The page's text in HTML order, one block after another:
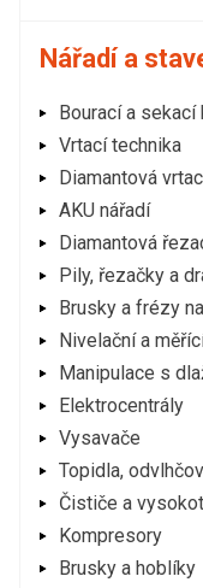
Nářadí a
Bourací a sekací
Vrtací technika
Diamantová
AKU nářadí
Diamantová
Pily, řezačky a
Brusky a frézy
Nivelační a
Manipulace s
Elektrocentrály
Vysavače
Topidla,
Čističe a
Kompresory
Brusky a hoblíky